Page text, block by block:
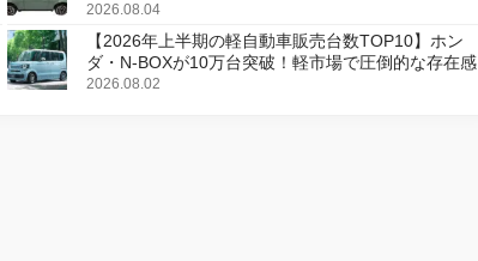
2026.08.04
【2026年上半期の軽自動車販売台数TOP10】ホン
ダ・N-BOXが10万台突破！軽市場で圧倒的な存在感
2026.08.02